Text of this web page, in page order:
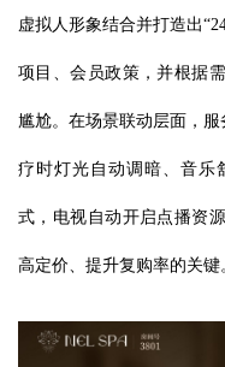
虚拟人形象结合并打造出
项目、会员政策，并根据
尴尬。在场景联动层面，
疗时灯光自动调暗、音乐
式，电视自动开启点播资
高定价、提升复购率的关键